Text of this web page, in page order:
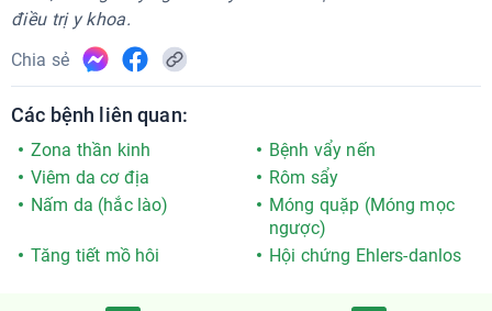
điều trị y khoa.
Chia sẻ
Các bệnh liên quan:
Zona thần kinh
Bệnh vẩy nến
Viêm da cơ địa
Rôm sẩy
Nấm da (hắc lào)
Móng quặp (Móng mọc
ngược)
Tăng tiết mồ hôi
Hội chứng Ehlers-danlos